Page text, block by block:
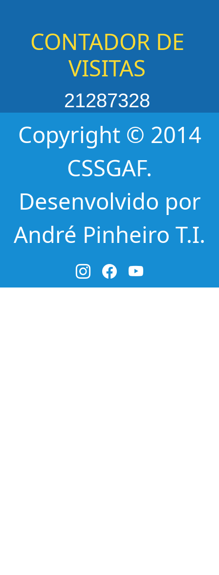
CONTADOR DE
VISITAS
21287328
Copyright © 2014
CSSGAF.
Desenvolvido por
André Pinheiro T.I.